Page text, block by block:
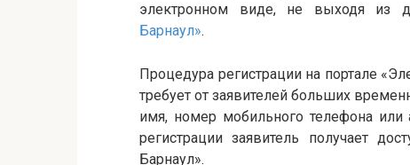
электронном виде, не выходя из
Барнаул».
Процедура регистрации на портале
требует от заявителей больших
имя, номер мобильного телефона
регистрации заявитель получает
Барнаул».